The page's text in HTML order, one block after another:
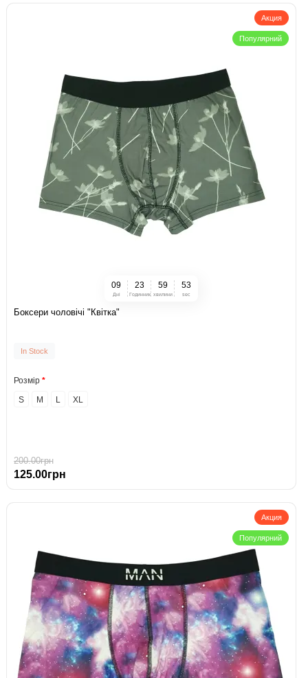
Акция
Популярний
09
Дні
23
Годинник
59
хвилини
52
sec
Боксери чоловічі "Квітка"
In Stock
Розмір
S
M L XL
200.00грн
125.00грн
Акция
Популярний